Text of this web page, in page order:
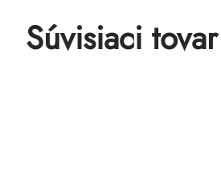
Súvisiaci tovar